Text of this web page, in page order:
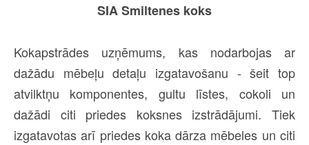
SIA Smiltenes koks
Kokapstrādes uzņēmums, kas nodarbojas ar
dažādu mēbeļu detaļu izgatavošanu - šeit top
atvilktņu komponentes, gultu līstes, cokoli un
dažādi citi priedes koksnes izstrādājumi. Tiek
izgatavotas arī priedes koka dārza mēbeles un citi